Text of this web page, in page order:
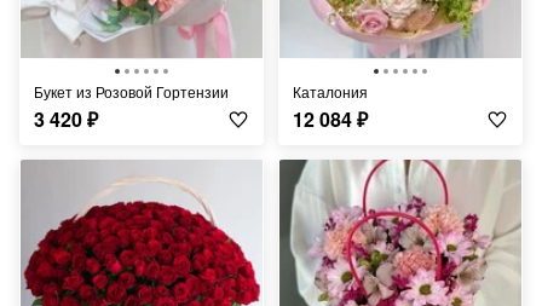
Букет из Розовой Гортензии
3 420₽
Каталония
12 084₽